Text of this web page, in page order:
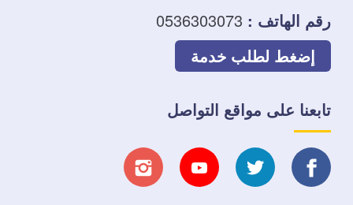
رقم الهاتف : 0536303073
إضغط لطلب خدمة
تابعنا على مواقع التواصل
تابعنا تابعنا تابعنا تابعنا